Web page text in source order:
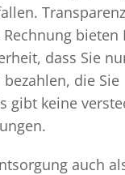
bieten
dass Sie
die Sie
gibt keine
auch